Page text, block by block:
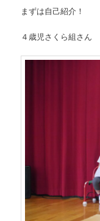
まずは自己紹介！
４歳児さくら組さん